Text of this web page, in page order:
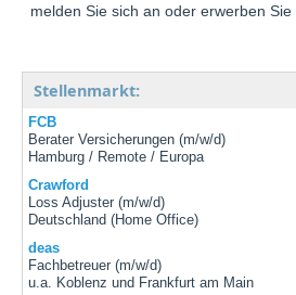
melden Sie sich an oder erwerben Sie
Stellenmarkt:
FCB
Berater Versicherungen (m/w/d)
Hamburg / Remote / Europa
Crawford
Loss Adjuster (m/w/d)
Deutschland (Home Office)
deas
Fachbetreuer (m/w/d)
u.a. Koblenz und Frankfurt am Main